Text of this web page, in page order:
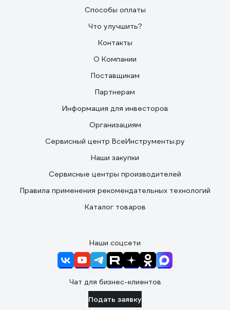
Способы оплаты
Что улучшить?
Контакты
О Компании
Поставщикам
Партнерам
Информация для инвесторов
Организациям
Сервисный центр ВсеИнструменты.ру
Наши закупки
Сервисные центры производителей
Правила применения рекомендательных технологий
Каталог товаров
Наши соцсети
Чат для бизнес-клиентов
Подать заявку